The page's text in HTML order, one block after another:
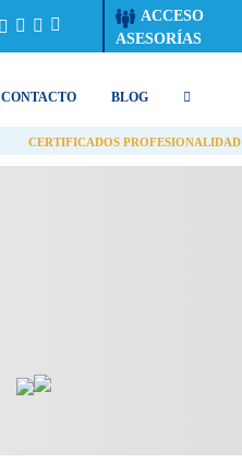
ACCESO
ASESORÍAS
CONTACTO BLOG
CERTIFICADOS PROFESIONALIDAD